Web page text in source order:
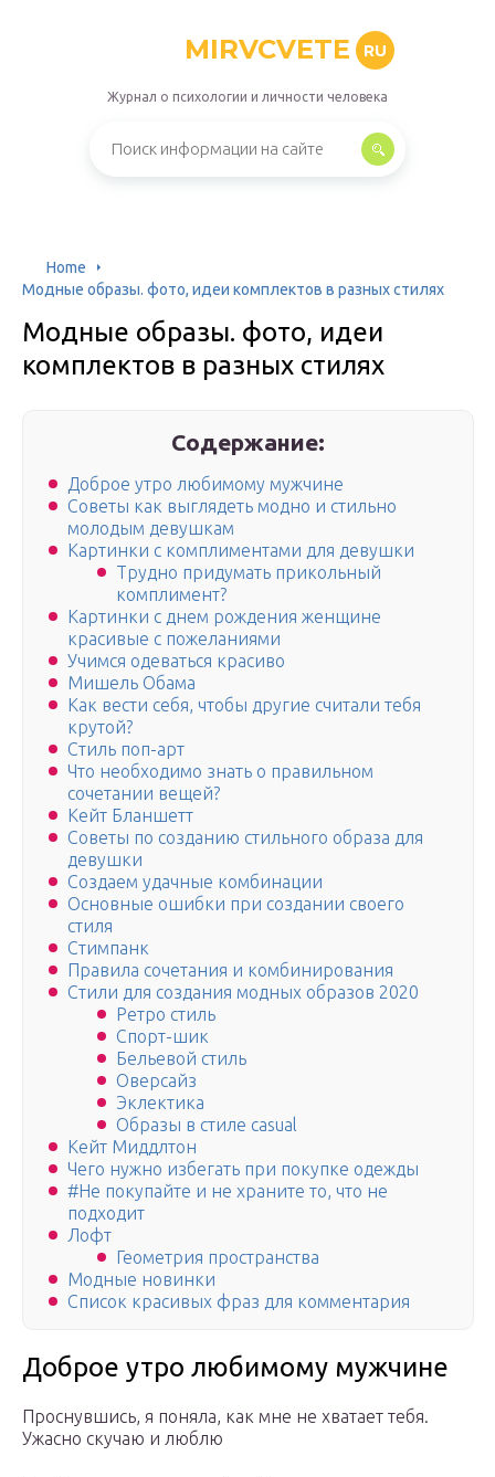
MIRVCVETE RU
Журнал о психологии и личности человека
Home
Модные образы. фото, идеи комплектов в разных стилях
Модные образы. фото, идеи
комплектов в разных стилях
Содержание:
Доброе утро любимому мужчине
Советы как выглядеть модно и стильно
молодым девушкам
Картинки с комплиментами для девушки
Трудно придумать прикольный
комплимент?
Картинки с днем рождения женщине
красивые с пожеланиями
Учимся одеваться красиво
Мишель Обама
Как вести себя, чтобы другие считали тебя
крутой?
Стиль поп-арт
Что необходимо знать о правильном
сочетании вещей?
Кейт Бланшетт
Советы по созданию стильного образа для
девушки
Создаем удачные комбинации
Основные ошибки при создании своего
стиля
Стимпанк
Правила сочетания и комбинирования
Стили для создания модных образов 2020
Ретро стиль
Спорт-шик
Бельевой стиль
Оверсайз
Эклектика
Образы в стиле casual
Кейт Миддлтон
Чего нужно избегать при покупке одежды
#Не покупайте и не храните то, что не
подходит
Лофт
Геометрия пространства
Модные новинки
Список красивых фраз для комментария
Доброе утро любимому мужчине
Проснувшись, я поняла, как мне не хватает тебя.
Ужасно скучаю и люблю